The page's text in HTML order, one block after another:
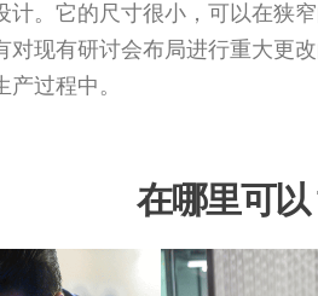
计。它的尺寸很小，可以在狭
对现有研讨会布局进行重大更
过程中。
在哪里可以